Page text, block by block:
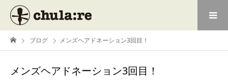
ブログ メンズヘアドネーション3回目！
メンズヘアドネーション3回目！